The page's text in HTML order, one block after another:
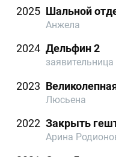
2025 Шальной
Анжела
2024 Дельфин 2
заявительница
2023
Люсьена
2022 Закрыть
Арина